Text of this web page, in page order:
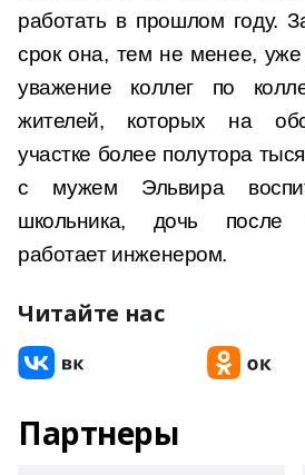
работать в прошлом году.
срок она, тем не менее, уже
уважение коллег по
жителей, которых на
участке более полутора
с мужем Эльвира
школьника, дочь после
работает инженером.
Читайте нас
Партнеры